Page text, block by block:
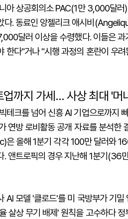
아 상공회의소 PAC(1만 3,000달
다. 동료인 앙젤리크 애시비
달러 이상을 수령했다. 이들은
한다"거나 "시행 과정의 혼란이 우
까지 가세… 사상 최대 '머
테크를 넘어 신흥 AI 기업으로까지
연방 로비활동 공개 자료를 분석한
올해 1분기 각각 100만 달러와
. 앤트로픽의 경우 지난해 1분기
AI 모델 '클로드'를 미 국방부가 기
살상 무기 배제' 원칙을 고수하다